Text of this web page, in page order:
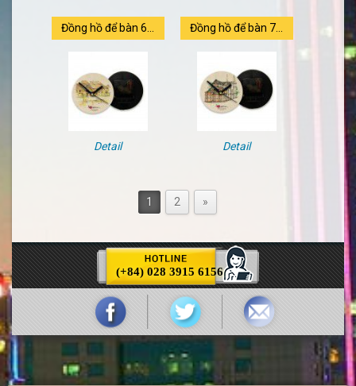
(+84) 028 3915 6156
Đồng hồ để bàn 6...
Detail
Đồng hồ để bàn 7...
Detail
1 2 »